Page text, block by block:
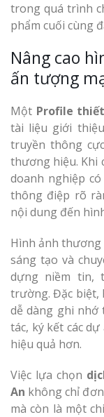
trong quá trình
phẩm cuối cùng
Nâng cao
ấn tượng
Một Profile
tài liệu giới
truyền thông
thương hiệu. Khi
doanh nghiệp
thông điệp rõ
nội dung đến
Hình ảnh thương
sáng tạo và
dựng niềm tin,
trường. Đặc biệt,
dễ dàng ghi nhớ
tác, ký kết các
hiệu quả hơn.
Việc lựa chọn
An không chỉ
mà còn là một